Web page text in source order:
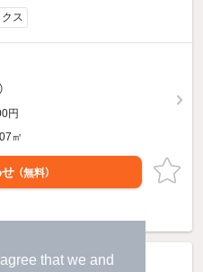
that we and
ス
円
㎡
（無料）